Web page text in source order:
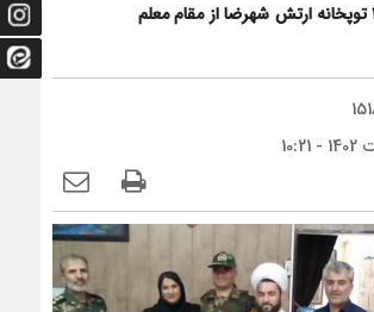
فرمانده گروه ۲۲ توپخانه ارتش شهرضا از مقام معلم